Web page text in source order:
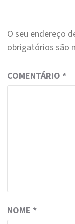
O seu endereço
obrigatórios são
COMENTÁRIO *
NOME *